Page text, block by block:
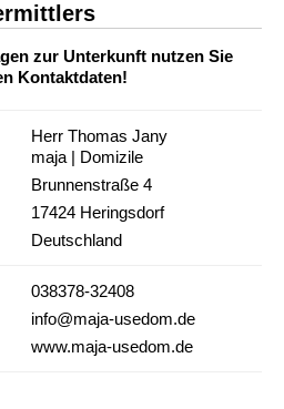
zur Unterkunft nutzen Sie
Kontaktdaten!
Herr Thomas Jany
maja | Domizile
Brunnenstraße 4
17424 Heringsdorf
Deutschland
038378-32408
info@maja-usedom.de
www.maja-usedom.de